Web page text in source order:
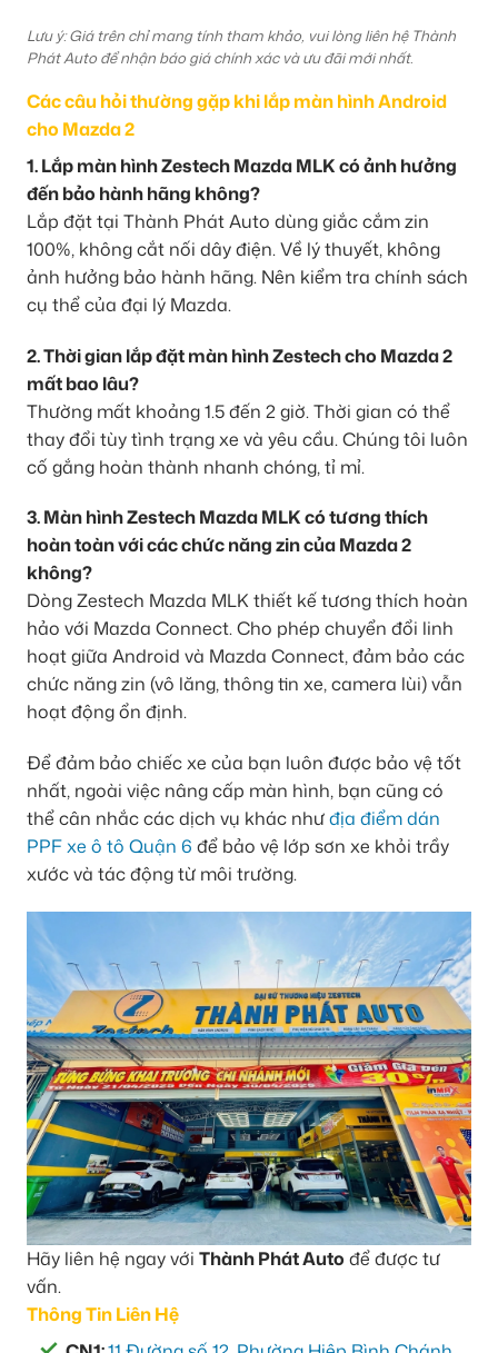
Lưu ý: Giá trên chỉ mang tính tham khảo, vui lòng liên hệ Thành
Phát Auto để nhận báo giá chính xác và ưu đãi mới nhất.
Các câu hỏi thường gặp khi lắp màn hình Android
cho Mazda 2
1. Lắp màn hình Zestech Mazda MLK có ảnh hưởng
đến bảo hành hãng không?
Lắp đặt tại Thành Phát Auto dùng giắc cắm zin
100%, không cắt nối dây điện. Về lý thuyết, không
ảnh hưởng bảo hành hãng. Nên kiểm tra chính sách
cụ thể của đại lý Mazda.
2. Thời gian lắp đặt màn hình Zestech cho Mazda 2
mất bao lâu?
Thường mất khoảng 1.5 đến 2 giờ. Thời gian có thể
thay đổi tùy tình trạng xe và yêu cầu. Chúng tôi luôn
cố gắng hoàn thành nhanh chóng, tỉ mỉ.
3. Màn hình Zestech Mazda MLK có tương thích
hoàn toàn với các chức năng zin của Mazda 2
không?
Dòng Zestech Mazda MLK thiết kế tương thích hoàn
hảo với Mazda Connect. Cho phép chuyển đổi linh
hoạt giữa Android và Mazda Connect, đảm bảo các
chức năng zin (vô lăng, thông tin xe, camera lùi) vẫn
hoạt động ổn định.
Để đảm bảo chiếc xe của bạn luôn được bảo vệ tốt
nhất, ngoài việc nâng cấp màn hình, bạn cũng có
thể cân nhắc các dịch vụ khác nhưđịa điểm dán
PPF xe ô tô Quận 6 để bảo vệ lớp sơn xe khỏi trầy
xước và tác động từ môi trường.
Hãy liên hệ ngay với Thành Phát Auto để được tư
vấn.
Thông Tin Liên Hệ